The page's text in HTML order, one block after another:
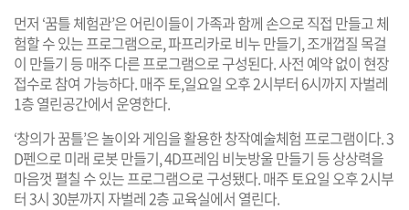
먼저 ‘꿈틀 체험관’은 어린이들이 가족과 함께 손으로 직접 만들고 체
험할 수 있는 프로그램으로, 파프리카로 비누 만들기, 조개껍질 목걸
이 만들기 등 매주 다른 프로그램으로 구성된다. 사전 예약 없이 현장
접수로 참여 가능하다. 매주 토,일요일 오후 2시부터 6시까지 자벌레
1층 열린공간에서 운영한다.
‘창의가 꿈틀’은 놀이와 게임을 활용한 창작예술체험 프로그램이다. 3
D펜으로 미래 로봇 만들기, 4D프레임 비눗방울 만들기 등 상상력을
마음껏 펼칠 수 있는 프로그램으로 구성됐다. 매주 토요일 오후 2시부
터 3시 30분까지 자벌레 2층 교육실에서 열린다.